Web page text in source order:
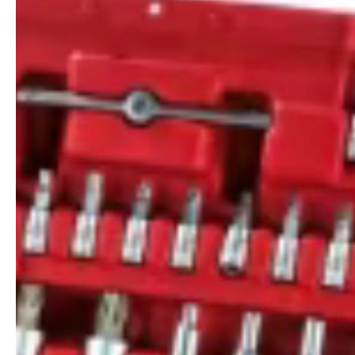
3 annonces
-20kgqu'à l'achat
Description de l'annonce
Loue malette avec plusieurs douilles clefs et cliquez.
#malette outils